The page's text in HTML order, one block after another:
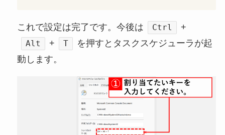
これで設定は完了です。今後は Ctrl +
Alt + T
を押すとタスクスケジューラが起
動します。